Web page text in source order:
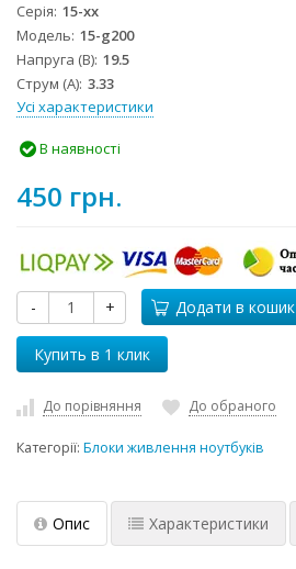
Серія 15-xx
Модель 15-g200
Напруга (В) 19.5
Струм (А) 3.33
Усі характеристики
В наявності
450 грн.
- + Додати в кошик
До порівняння До обраного
Категорії: Блоки живлення ноутбуків
Опис Характеристики